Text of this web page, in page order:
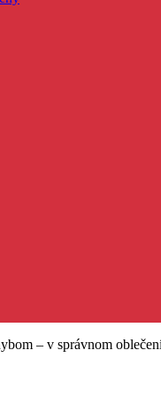
– v správnom